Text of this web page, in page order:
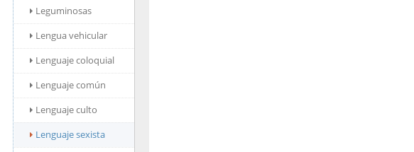
Leguminosas
Lengua vehicular
Lenguaje coloquial
Lenguaje común
Lenguaje culto
Lenguaje sexista